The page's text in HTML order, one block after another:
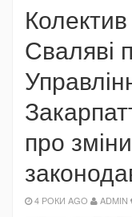
Сваляві
про
4 РОКИ AGO ADMIN